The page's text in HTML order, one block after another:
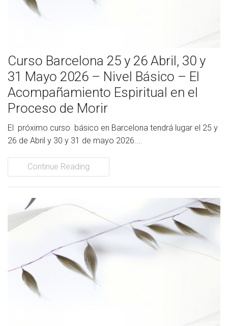
Socios Colaboradores
Formaciones
Nuestra propuesta de formación
Realizadas
Acompañamiento
Vídeos
Contacto
Cómo Colaborar
Curso Barcelona 25 y 26 Abril, 30 y
31 Mayo 2026 – Nivel Básico – El
Acompañamiento Espiritual en el
Proceso de Morir
El próximo curso básico en Barcelona tendrá lugar el 25 y
26 de Abril y 30 y 31 de mayo 2026....
Continue Reading